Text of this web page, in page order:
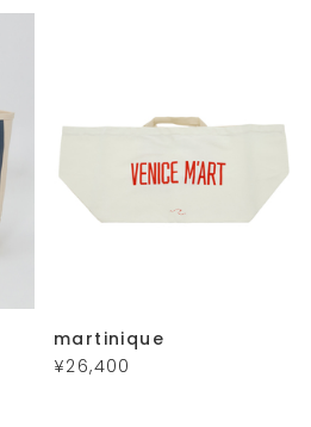
martinique
¥26,400